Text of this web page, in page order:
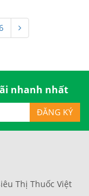
nhanh nhất
Thị Thuốc Việt